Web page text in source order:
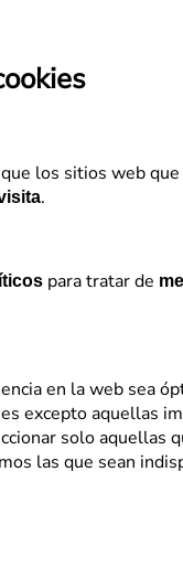
que los sitios web
.
para tratar de
en la web sea
excepto aquellas
solo aquellas
las que sean